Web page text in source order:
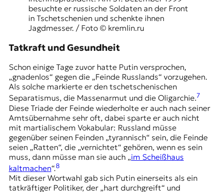
besuchte er russische Soldaten an der Front
in Tschetschenien und schenkte ihnen
Jagdmesser. / Foto © kremlin.ru
Tatkraft und Gesundheit
Schon einige Tage zuvor hatte Putin versprochen,
„gnadenlos“ gegen die „Feinde Russlands“ vorzugehen.
Als solche markierte er den tschetschenischen
Separatismus, die Massenarmut und die Oligarchie.7
Diese Triade der Feinde wiederholte er auch nach seiner
Amtsübernahme sehr oft, dabei sparte er auch nicht
mit martialischem Vokabular: Russland müsse
gegenüber seinen Feinden „tyrannisch“ sein, die Feinde
seien „Ratten“, die „vernichtet“ gehören, wenn es sein
muss, dann müsse man sie auch „im Scheißhaus
kaltmachen“.8
Mit dieser Wortwahl gab sich Putin einerseits als ein
tatkräftiger Politiker, der „hart durchgreift“ und